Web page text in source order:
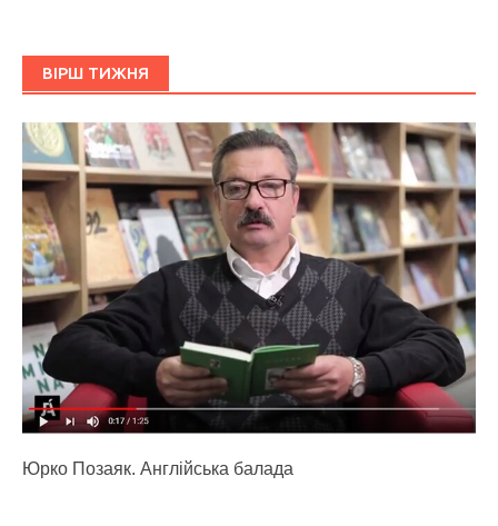
ВІРШ ТИЖНЯ
Юрко Позаяк. Англійська балада